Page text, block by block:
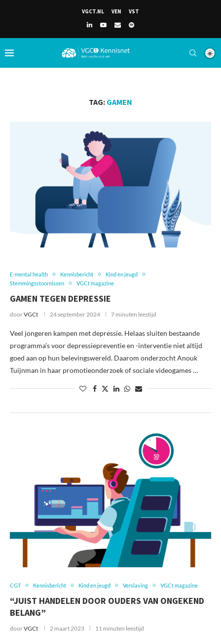
VGCT.NL VEN VST
TAG: GAMEN
E-mental health Kennisbericht
Kind en jeugd
Stemmingsstoornissen
VGCt magazine
GAMEN TEGEN DEPRESSIE
doorVGCt 24 september 2024 7 minuten leestijd
Veel jongeren kampen met depressie. Helaas sluiten bestaande
programma’s voor depressiepreventie en -interventie niet altijd
goed aan op hun belevingswereld. Daarom onderzocht Anouk
Tuijnman in haar promotieonderzoek of sociale videogames …
CGT Kennisbericht Kind en jeugd Verslaving VGCt magazine
“JUIST HANDELEN DOOR OUDERS VAN ONGEKEND
BELANG”
doorVGCt 2 maart 2023 11 minuten leestijd